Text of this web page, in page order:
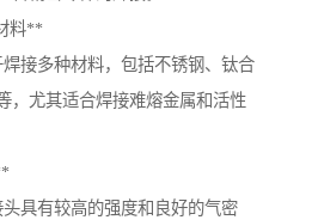
料**
接多种材料，包括不锈钢、钛合
，尤其适合焊接难熔金属和活性
具有较高的强度和良好的气密